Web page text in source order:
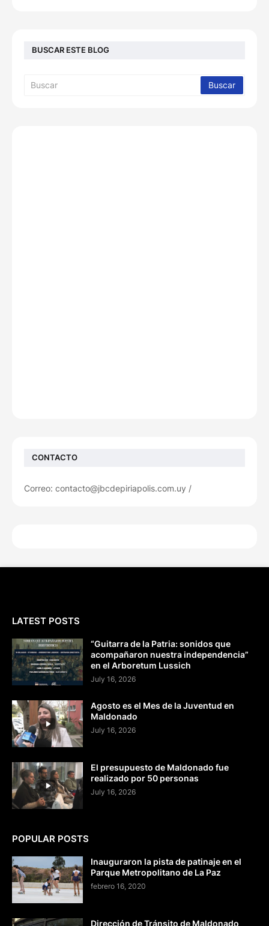
BUSCAR ESTE BLOG
CONTACTO
Correo: contacto@jbcdepiriapolis.com.uy /
LATEST POSTS
“Guitarra de la Patria: sonidos que
acompañaron nuestra independencia”
en el Arboretum Lussich
July 16, 2026
Agosto es el Mes de la Juventud en
Maldonado
July 16, 2026
El presupuesto de Maldonado fue
realizado por 50 personas
July 16, 2026
POPULAR POSTS
Inauguraron la pista de patinaje en el
Parque Metropolitano de La Paz
febrero 16, 2020
Dirección de Tránsito de Maldonado